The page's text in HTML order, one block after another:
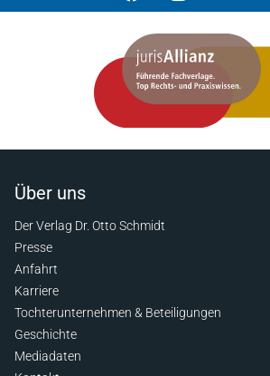
Über uns
Der Verlag Dr. Otto Schmidt
Presse
Anfahrt
Karriere
Tochterunternehmen & Beteiligungen
Geschichte
Mediadaten